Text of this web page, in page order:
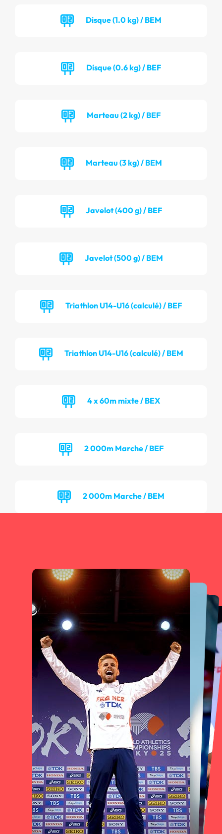
Disque (1.0 kg) / BEM
Disque (0.6 kg) / BEF
Marteau (2 kg) / BEF
Marteau (3 kg) / BEM
Javelot (400 g) / BEF
Javelot (500 g) / BEM
Triathlon U14-U16 (calculé) / BEF
Triathlon U14-U16 (calculé) / BEM
4 x 60m mixte / BEX
2 000m Marche / BEF
2 000m Marche / BEM